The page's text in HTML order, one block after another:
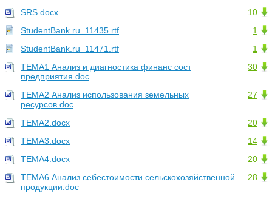
10
SRS.docx
1
StudentBank.ru_11435.rtf
1
StudentBank.ru_11471.rtf
30
TEMA1 Анализ и диагностика финанс сост
предприятия.doc
27
TEMA2 Анализ использования земельных
ресурсов.doc
20
TEMA2.docx
14
TEMA3.docx
20
TEMA4.docx
28
TEMA6 Анализ себестоимости сельскохозяйственной
продукции.doc